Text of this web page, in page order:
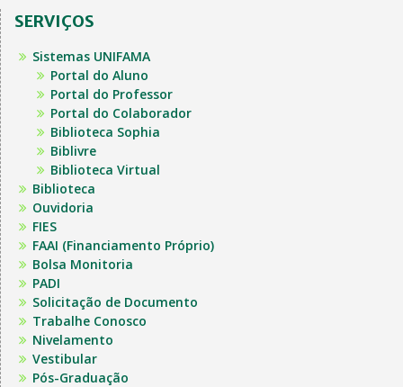
SERVIÇOS
Sistemas UNIFAMA
Portal do Aluno
Portal do Professor
Portal do Colaborador
Biblioteca Sophia
Biblivre
Biblioteca Virtual
Biblioteca
Ouvidoria
FIES
FAAI (Financiamento Próprio)
Bolsa Monitoria
PADI
Solicitação de Documento
Trabalhe Conosco
Nivelamento
Vestibular
Pós-Graduação